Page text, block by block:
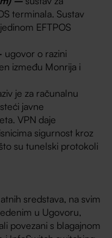
terminala. Sustav
EFTPOS
ugovor o razini
između Monrija i
je za računalnu
javne
VPN daje
sigurnost kroz
su tunelski protokoli
sredstava, na svim
u Ugovoru,
povezani s blagajnom